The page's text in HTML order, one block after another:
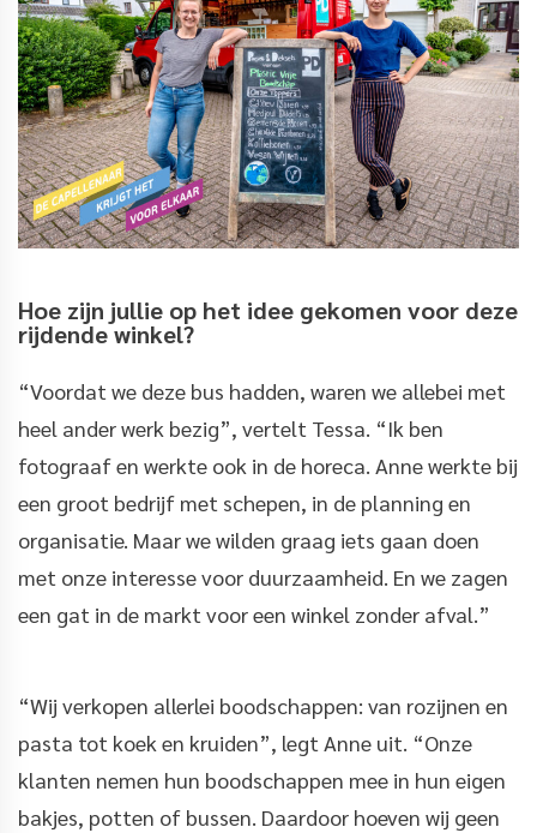
Hoe zijn jullie op het idee gekomen voor deze
rijdende winkel?
“Voordat we deze bus hadden, waren we allebei met
heel ander werk bezig”, vertelt Tessa. “Ik ben
fotograaf en werkte ook in de horeca. Anne werkte bij
een groot bedrijf met schepen, in de planning en
organisatie. Maar we wilden graag iets gaan doen
met onze interesse voor duurzaamheid. En we zagen
een gat in de markt voor een winkel zonder afval.”
“Wij verkopen allerlei boodschappen: van rozijnen en
pasta tot koek en kruiden”, legt Anne uit. “Onze
klanten nemen hun boodschappen mee in hun eigen
bakjes, potten of bussen. Daardoor hoeven wij geen